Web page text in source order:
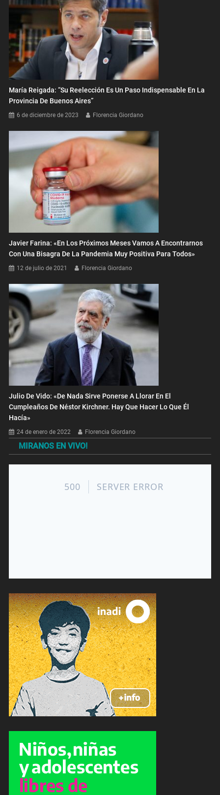
María Reigada: “Su Reelección Es Un Paso Indispensable En La
Provincia De Buenos Aires”
6 de diciembre de 2023 Florencia Giordano
Javier Farina: «En Los Próximos Meses Vamos A Encontrarnos
Con Una Bisagra De La Pandemia Muy Positiva Para Todos»
12 de julio de 2021 Florencia Giordano
Julio De Vido: «De Nada Sirve Ponerse A Llorar En El
Cumpleaños De Néstor Kirchner. Hay Que Hacer Lo Que Él
Hacía»
24 de enero de 2022 Florencia Giordano
MIRANOS EN VIVO!